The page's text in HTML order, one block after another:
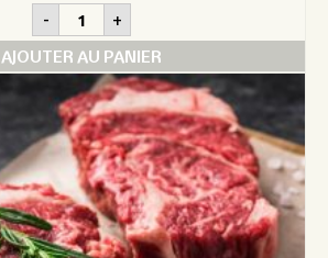
- quantité
de
Bifteck
de
côte
(
Rib
Steak)
de
boeuf
+
AJOUTER AU PANIER